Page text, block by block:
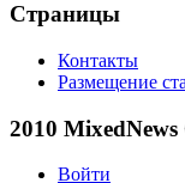
Страницы
Контакты
Размещение
2010
Войти